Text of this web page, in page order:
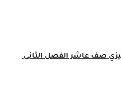
صف عاشر الفصل الثانى